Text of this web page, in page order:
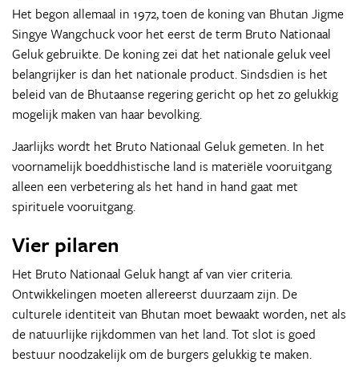
Het begon allemaal in 1972, toen de koning van Bhutan Jigme
Singye Wangchuck voor het eerst de term Bruto Nationaal
Geluk gebruikte. De koning zei dat het nationale geluk veel
belangrijker is dan het nationale product. Sindsdien is het
beleid van de Bhutaanse regering gericht op het zo gelukkig
mogelijk maken van haar bevolking.
Jaarlijks wordt het Bruto Nationaal Geluk gemeten. In het
voornamelijk boeddhistische land is materiële vooruitgang
alleen een verbetering als het hand in hand gaat met
spirituele vooruitgang.
Vier pilaren
Het Bruto Nationaal Geluk hangt af van vier criteria.
Ontwikkelingen moeten allereerst duurzaam zijn. De
culturele identiteit van Bhutan moet bewaakt worden, net als
de natuurlijke rijkdommen van het land. Tot slot is goed
bestuur noodzakelijk om de burgers gelukkig te maken.